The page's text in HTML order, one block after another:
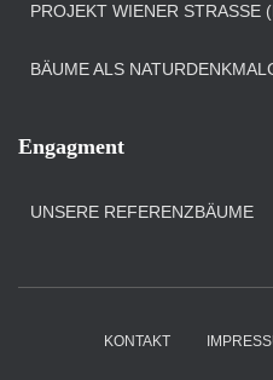
PROJEKT WIENER STRASSE
BÄUME ALS
Engagment
UNSERE REFERENZBÄUME
KONTAKT